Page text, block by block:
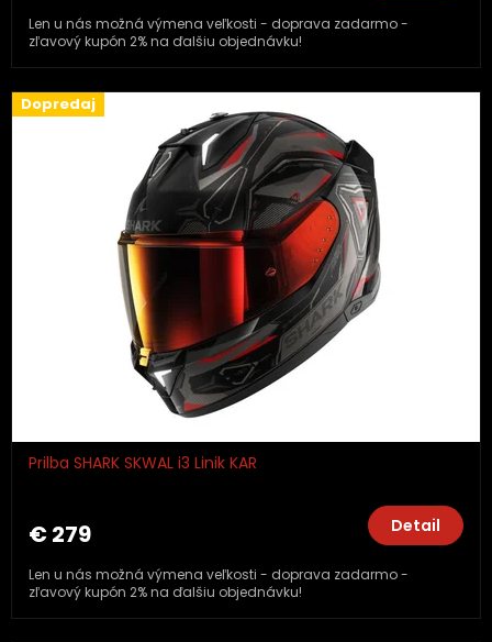
Len u nás možná výmena veľkosti - doprava zadarmo -
zľavový kupón 2% na ďalšiu objednávku!
Dopredaj
Prilba SHARK SKWAL i3 Linik KAR
€ 279 Detail
Len u nás možná výmena veľkosti - doprava zadarmo -
zľavový kupón 2% na ďalšiu objednávku!